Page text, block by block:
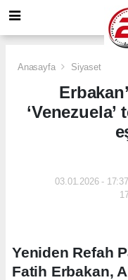
Anasayfa Siyaset
03.01.2026 -
Yeniden Refah
Fatih Erbakan,